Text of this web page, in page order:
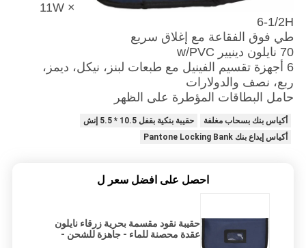
11W ×
6-1/2H
طي فوق الفقاعة مع إغلاق سريع
70 نايلون دينيير w/PVC
6 أجهزة تقسيم الفينيل مع طبعات لبنز، نيكل، ديمز،
ربع، نصف والدولارات
حامل البطاقات المؤطرة على الظهر
أكياس بنك بسحاب مغلفة
حقيبة بنكية بقفل 10.5 * 5.5 إنش
أكياس إيداع بنك Pantone Locking Bank
احصل على افضل سعر ل
حقيبة نقود مقسمة بحرية زرقاء نايلون
عقدة محصنة للماء - جاهزة للشحن -